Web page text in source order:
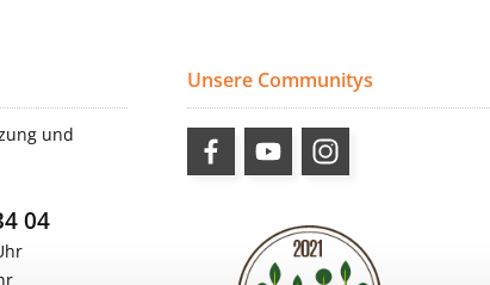
und
04
Unsere Communitys